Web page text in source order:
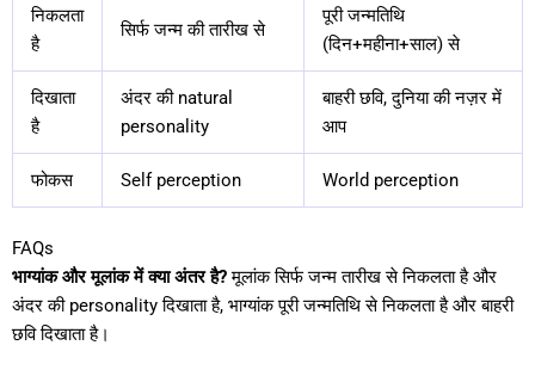
निकलता
है
सिर्फ जन्म की तारीख से
पूरी जन्मतिथि
(दिन+महीना+साल) से
दिखाता
है
अंदर की natural
personality
बाहरी छवि, दुनिया की नज़र में
आप
फोकस Self perception World perception
FAQs
भाग्यांक और मूलांक में क्या अंतर है?मूलांक सिर्फ जन्म तारीख से निकलता है और
अंदर की personality दिखाता है, भाग्यांक पूरी जन्मतिथि से निकलता है और बाहरी
छवि दिखाता है।